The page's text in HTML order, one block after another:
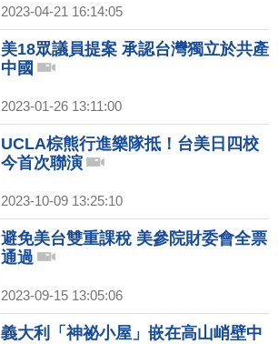
2023-04-21 16:14:05
美18眾議員提案 承認台灣獨立於共產
中國
2023-01-26 13:11:00
UCLA棕熊行進樂隊抵！台美日四校
今首次聯演
2023-10-09 13:25:10
避免美台雙重課稅 美參院財委會全票
通過
2023-09-15 13:05:06
義大利「神祕小屋」嵌在高山峭壁中